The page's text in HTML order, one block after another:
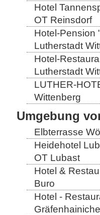
Hotel
OT Reinsdorf
Hotel-Pension
Lutherstadt
Hotel-
Lutherstadt
LUTHER-
Wittenberg
Umgebung
Elbterrasse
Heidehotel
OT Lubast
Hotel &
Buro
Hotel -